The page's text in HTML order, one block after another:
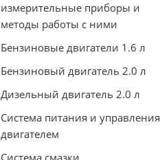
измерительные приборы и
методы работы с ними
Бензиновые двигатели 1.6 л
Бензиновый двигатель 2.0 л
Дизельный двигатель 2.0 л
Система питания и управления
двигателем
Система смазки